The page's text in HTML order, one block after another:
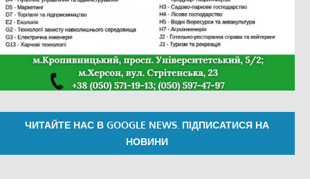
ЧИТАЙТЕ НАС В GOOGLE NEWS. ПІДПИСАТИСЯ НА
НОВИНИ